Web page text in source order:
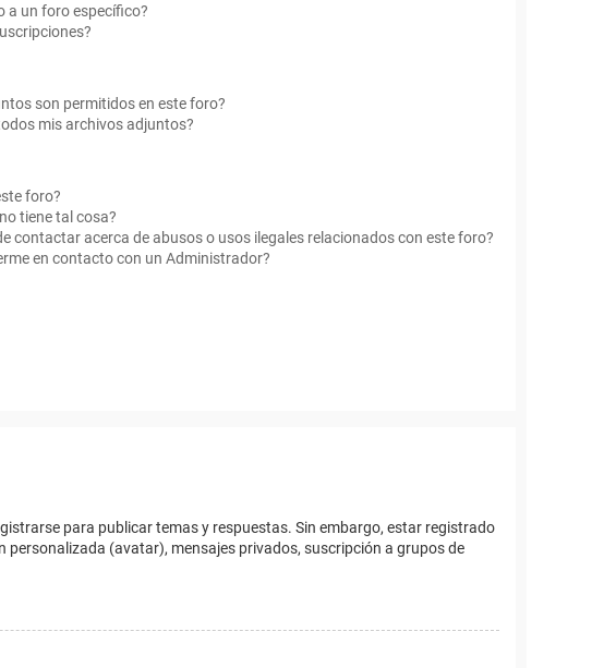
a un foro específico?
son permitidos en este foro?
mis archivos adjuntos?
foro?
tiene tal cosa?
contactar acerca de abusos o usos ilegales relacionados con este foro?
en contacto con un Administrador?
para publicar temas y respuestas. Sin embargo, estar registrado
(avatar), mensajes privados, suscripción a grupos de